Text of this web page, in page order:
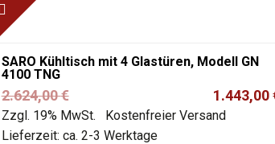
SARO Kühltisch mit 4 Glastüren, Modell GN
4100 TNG
2.624,00€Ursprünglicher
Preis
war:
1.443,00
Aktueller
Preis
ist:
Zzgl. 19% MwSt.
Kostenfreier Versand
Lieferzeit: ca. 2-3 Werktage